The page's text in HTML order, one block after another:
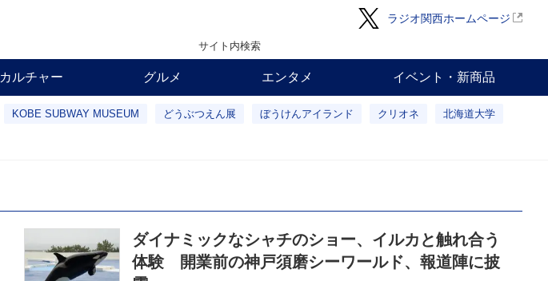
ラジオ関西ホームページ
サイト内検索
カルチャー グルメ エンタメ イベント・新商品
KOBE SUBWAY MUSEUM どうぶつえん展 ぼうけんアイランド クリオネ 北海道大学
ダイナミックなシャチのショー、イルカと触れ合う
体験 開業前の神戸須磨シーワールド、報道陣に披